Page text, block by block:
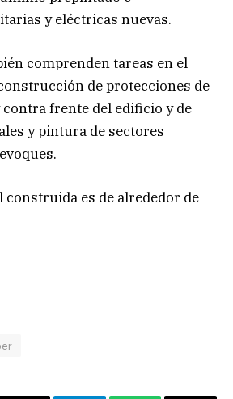
y eléctricas nuevas.
comprenden tareas en el
de protecciones de
frente del edificio y de
y pintura de sectores
es de alrededor de